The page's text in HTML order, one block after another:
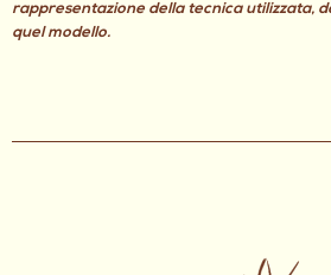
rappresentazione della tecnica utilizzata,
quel modello.